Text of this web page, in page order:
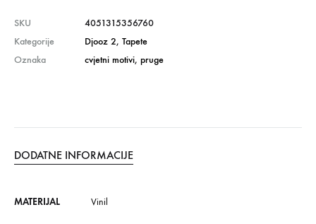
SKU
4051315356760
Kategorije
Djooz 2, Tapete
Oznaka
cvjetni motivi, pruge
DODATNE INFORMACIJE
MATERIJAL Vinil